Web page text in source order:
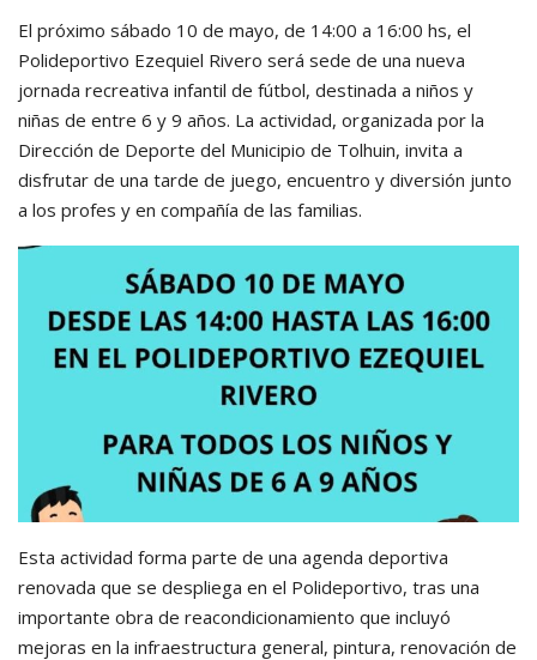
El próximo sábado 10 de mayo, de 14:00 a 16:00 hs, el
Polideportivo Ezequiel Rivero será sede de una nueva
jornada recreativa infantil de fútbol, destinada a niños y
niñas de entre 6 y 9 años. La actividad, organizada por la
Dirección de Deporte del Municipio de Tolhuin, invita a
disfrutar de una tarde de juego, encuentro y diversión junto
a los profes y en compañía de las familias.
Esta actividad forma parte de una agenda deportiva
renovada que se despliega en el Polideportivo, tras una
importante obra de reacondicionamiento que incluyó
mejoras en la infraestructura general, pintura, renovación de